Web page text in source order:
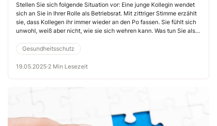
professionellen Umgang mit
sexueller Belästigung
Stellen Sie sich folgende Situation vor: Eine junge Kollegin wendet
sich an Sie in Ihrer Rolle als Betriebsrat. Mit zittriger Stimme erzählt
sie, dass Kollegen ihr immer wieder an den Po fassen. Sie fühlt sich
unwohl, weiß aber nicht, wie sie sich wehren kann. Was tun Sie als
Gesundheitsschutz
19.05.2025·2 Min Lesezeit